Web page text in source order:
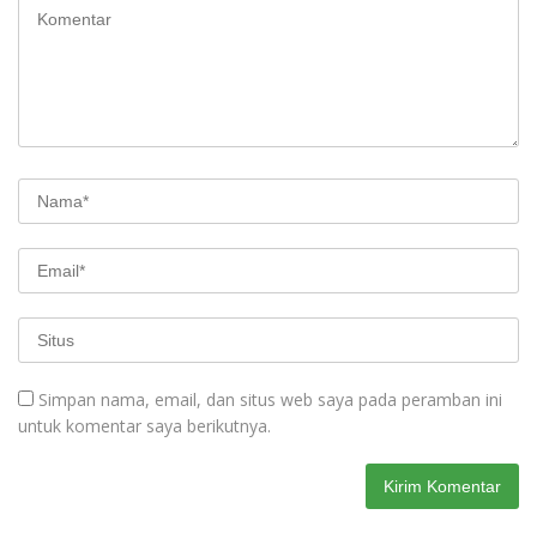
Simpan nama, email, dan situs web saya pada peramban ini
untuk komentar saya berikutnya.